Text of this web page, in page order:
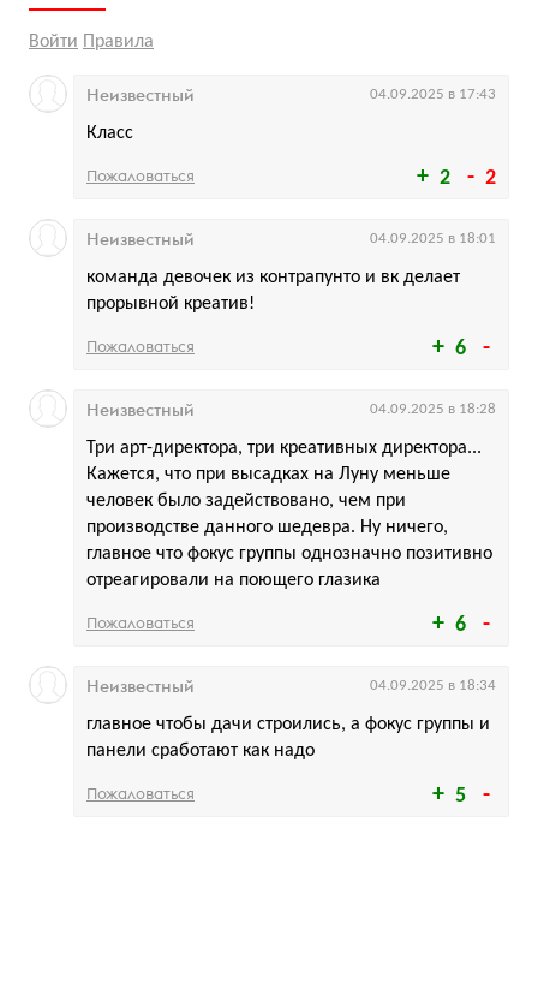
Войти Правила
2 2
Класс
Неизвестный 04.09.2025 в 17:43
Пожаловаться
6
команда девочек из контрапунто и вк делает
прорывной креатив!
Неизвестный 04.09.2025 в 18:01
Пожаловаться
6
Три арт-директора, три креативных директора...
Кажется, что при высадках на Луну меньше
человек было задействовано, чем при
производстве данного шедевра. Ну ничего,
главное что фокус группы однозначно позитивно
отреагировали на поющего глазика
Неизвестный 04.09.2025 в 18:28
Пожаловаться
5
главное чтобы дачи строились, а фокус группы и
панели сработают как надо
Неизвестный 04.09.2025 в 18:34
Пожаловаться